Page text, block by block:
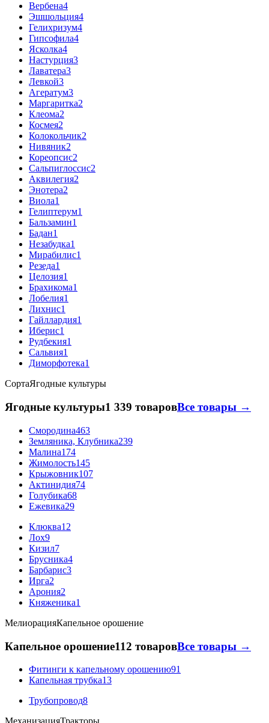
Вербена4
Эшшольция4
Гелихризум4
Гипсофила4
Ясколка4
Настурция3
Лаватера3
Левкой3
Агератум3
Маргаритка2
Клеома2
Космея2
Колокольчик2
Нивяник2
Кореопсис2
Сальпиглоссис2
Аквилегия2
Энотера2
Виола1
Гелиптерум1
Бальзамин1
Бадан1
Незабудка1
Мирабилис1
Резеда1
Целозия1
Брахикома1
Лобелия1
Лихнис1
Гайллардия1
Иберис1
Рудбекия1
Сальвия1
Диморфотека1
СортаЯгодные культуры
Ягодные культуры1 339 товаровВсе товары →
Смородина463
Земляника, Клубника239
Малина174
Жимолость145
Крыжовник107
Актинидия74
Голубика68
Ежевика29
Клюква12
Лох9
Кизил7
Брусника4
Барбарис3
Ирга2
Арония2
Княженика1
МелиорацияКапельное орошение
Капельное орошение112 товаровВсе товары →
Фитинги к капельному орошению91
Капельная трубка13
Трубопровод8